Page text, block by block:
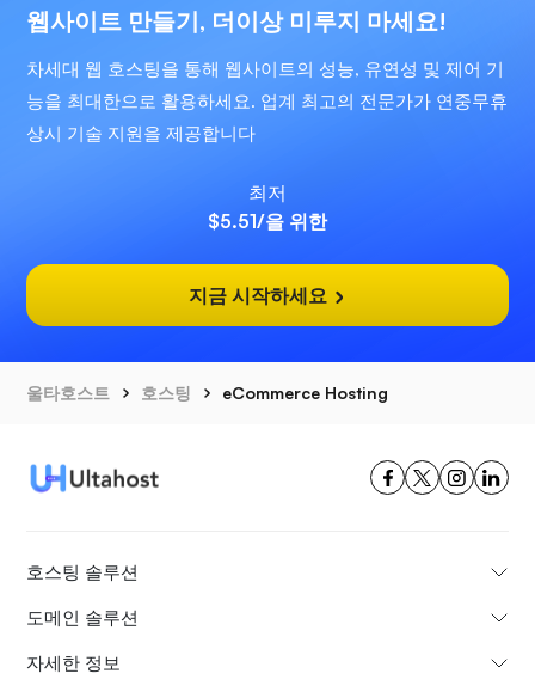
웹사이트 만들기, 더이상 미루지 마세요!
차세대 웹 호스팅을 통해 웹사이트의 성능, 유연성 및 제어 기
능을 최대한으로 활용하세요. 업계 최고의 전문가가 연중무휴
상시 기술 지원을 제공합니다
최저
$5.51/을 위한
지금 시작하세요
울타호스트 호스팅 eCommerce Hosting
호스팅 솔루션
도메인 솔루션
자세한 정보